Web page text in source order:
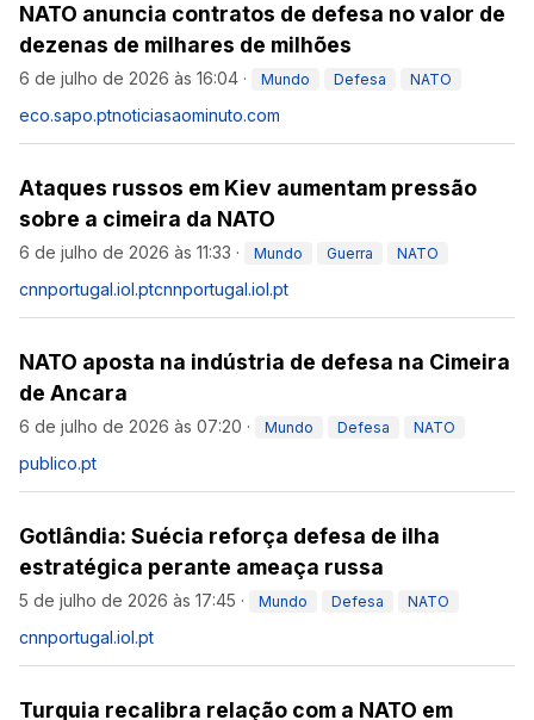
NATO anuncia contratos de defesa no valor de
dezenas de milhares de milhões
6 de julho de 2026 às 16:04 · Mundo Defesa NATO
eco.sapo.ptnoticiasaominuto.com
Ataques russos em Kiev aumentam pressão
sobre a cimeira da NATO
6 de julho de 2026 às 11:33 · Mundo Guerra NATO
cnnportugal.iol.ptcnnportugal.iol.pt
NATO aposta na indústria de defesa na Cimeira
de Ancara
6 de julho de 2026 às 07:20 · Mundo Defesa NATO
publico.pt
Gotlândia: Suécia reforça defesa de ilha
estratégica perante ameaça russa
5 de julho de 2026 às 17:45 · Mundo Defesa NATO
cnnportugal.iol.pt
Turquia recalibra relação com a NATO em